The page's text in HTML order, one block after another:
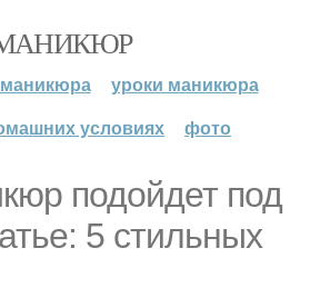
уроки маникюра
условиях
фото
подойдет под
5 стильных